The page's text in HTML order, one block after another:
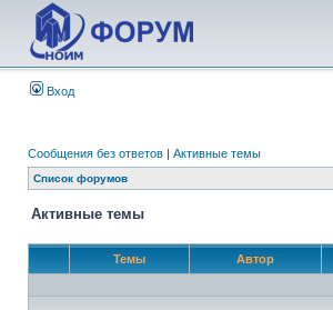
Вход
Сообщения без ответов | Активные темы
Список форумов
Активные темы
Темы Автор